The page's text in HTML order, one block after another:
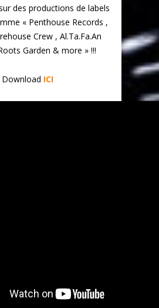
des productions de labels
« Penthouse Records ,
Crew , Al.Ta.Fa.An
Garden & more » !!!
Download ICI